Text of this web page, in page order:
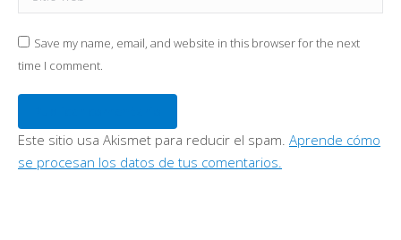
Save my name, email, and website in this browser for the next
time I comment.
Este sitio usa Akismet para reducir el spam. Aprende cómo
se procesan los datos de tus comentarios.